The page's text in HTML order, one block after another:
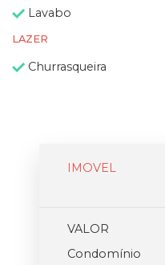
Lavabo
LAZER
Churrasqueira
IMOVEL
VALOR
Condomínio